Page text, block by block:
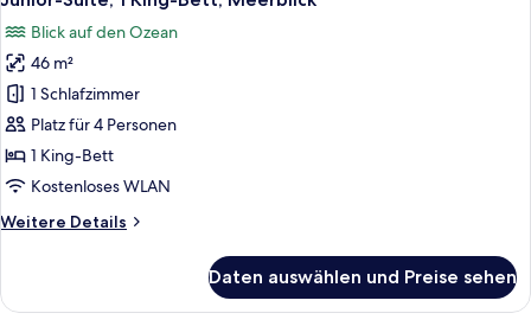
Fotos
für
Junior-
Suite,
1 King-
Bett,
Meerblick
Blick auf den Ozean
46 m²
1 Schlafzimmer
Platz für 4 Personen
1 King-Bett
Kostenloses WLAN
Weitere Details
Weitere
Suite,
Daten auswählen und Preise sehen